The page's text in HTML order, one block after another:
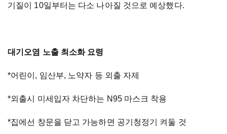
기질이 10일부터는 다소 나아질 것으로 예상했다.
대기오염 노출 최소화 요령
*어린이, 임산부, 노약자 등 외출 자제
*외출시 미세입자 차단하는 N95 마스크 착용
*집에선 창문을 닫고 가능하면 공기청정기 켜둘 것